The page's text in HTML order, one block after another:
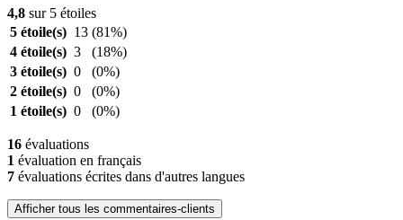
4,8 sur 5 étoiles
5 étoile(s) 13 (81%)
4 étoile(s) 3
(18%)
3 étoile(s) 0
(0%)
2 étoile(s) 0
(0%)
1 étoile(s) 0 (0%)
16 évaluations
1 évaluation en français
7 évaluations écrites dans d'autres langues
Afficher tous les commentaires-clients